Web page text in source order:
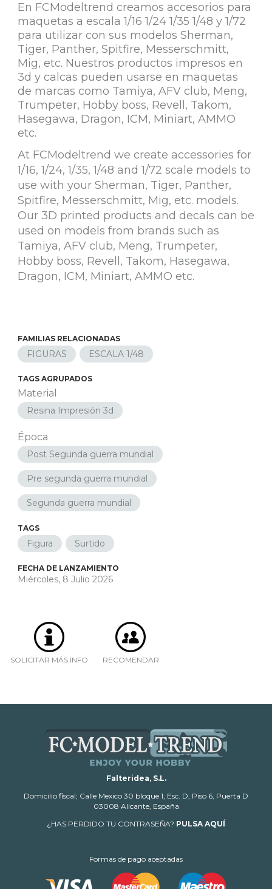
En FCModeltrend creamos accesorios para
maquetas a escala 1/16 1/24 1/35 1/48 y 1/72
para utilizar con sus modelos Sherman,
Tiger, Panther, Spitfire, Messerschmitt,
Mig, etc. Nuestros productos impresos en
3d y calcas pueden usarse en maquetas
de marcas como Tamiya, AFV club, Meng,
Trumpeter, Hobby boss, Revell, Takom,
Hasegawa, Dragon, ICM, Miniart, AMMO
etc.
At FCModeltrend we create accessories for
1/16, 1/24, 1/35, 1/48 and 1/72 scale models to
use with your Sherman, Tiger, Panther,
Spitfire, Messerschmitt, Mig, etc. models.
Our 3D printed products and decals can be
used on models from brands such as
Tamiya, AFV club, Meng, Trumpeter,
Hobby boss, Revell, Takom, Hasegawa,
Dragon, ICM, Miniart, AMMO etc.
FAMILIAS RELACIONADAS
FIGURAS ESCALA 1/48
TAGS AGRUPADOS
Material
Resina Impresión 3d
Época
Post Segunda guerra mundial
Pre segunda guerra mundial
Segunda guerra mundial
TAGS
Figura Surtido
FECHA DE LANZAMIENTO
Miércoles, 8 Julio 2026
SOLICITAR MÁS INFO RECOMENDAR
Falteridea, S.L.
Domicilio fiscal; Calle Mexico 30 bloque 1, Esc. D, Piso 6, Puerta D
03008 Alicante, España
¿HAS PERDIDO TU CONTRASEÑA? PULSA AQUÍ
Formas de pago aceptadas